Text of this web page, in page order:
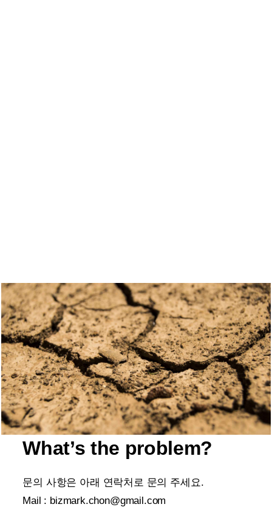
What’s the problem?
문의 사항은 아래 연락처로 문의 주세요.
Mail : bizmark.chon@gmail.com